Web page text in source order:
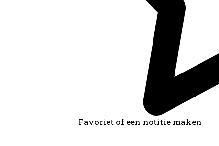
Favoriet of een notitie maken